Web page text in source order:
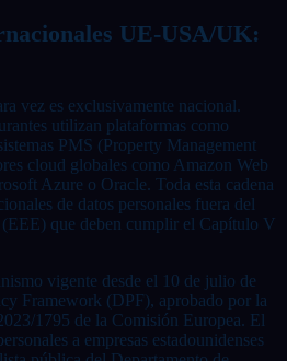
UE-USA/UK:
vez es exclusivamente nacional.
utilizan plataformas como
PMS (Property Management
cloud globales como Amazon Web
Azure o Oracle. Toda esta cadena
de datos personales fuera del
que deben cumplir el Capítulo V
vigente desde el 10 de julio de
Framework (DPF), aprobado por la
1795 de la Comisión Europea. El
a empresas estadounidenses